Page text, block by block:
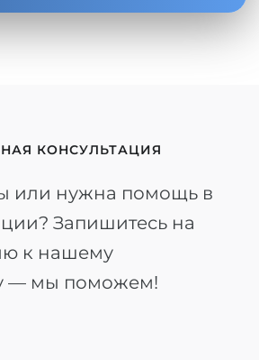
КОНСУЛЬТАЦИЯ
или нужна помощь в
Запишитесь на
к нашему
— мы поможем!